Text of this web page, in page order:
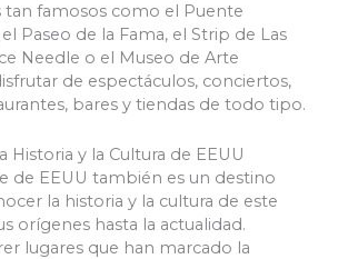
tan famosos como el Puente
Paseo de la Fama, el Strip de Las
Needle o el Museo de Arte
de espectáculos, conciertos,
bares y tiendas de todo tipo.
Historia y la Cultura de EEUU
de EEUU también es un destino
la historia y la cultura de este
orígenes hasta la actualidad.
lugares que han marcado la
ver contenido y
ofertas
personalizados.